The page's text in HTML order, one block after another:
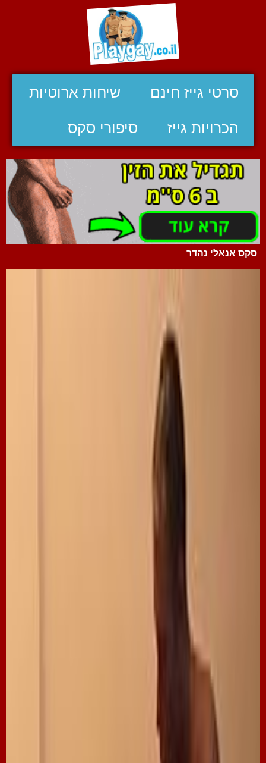
סרטי גייז חינם שיחות ארוטיות
הכרויות גייז סיפורי סקס
סקס אנאלי נהדר